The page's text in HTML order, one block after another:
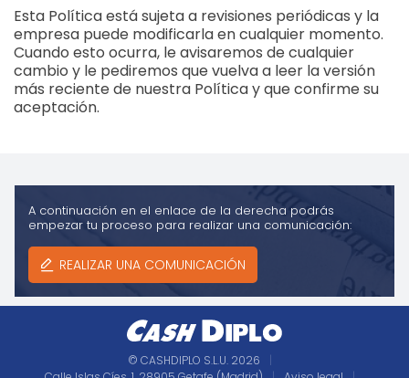
Esta Política está sujeta a revisiones periódicas y la
empresa puede modificarla en cualquier momento.
Cuando esto ocurra, le avisaremos de cualquier
cambio y le pediremos que vuelva a leer la versión
más reciente de nuestra Política y que confirme su
aceptación.
A continuación en el enlace de la derecha podrás
empezar tu proceso para realizar una comunicación:
REALIZAR UNA COMUNICACIÓN
© CASHDIPLO S.L.U. 2026